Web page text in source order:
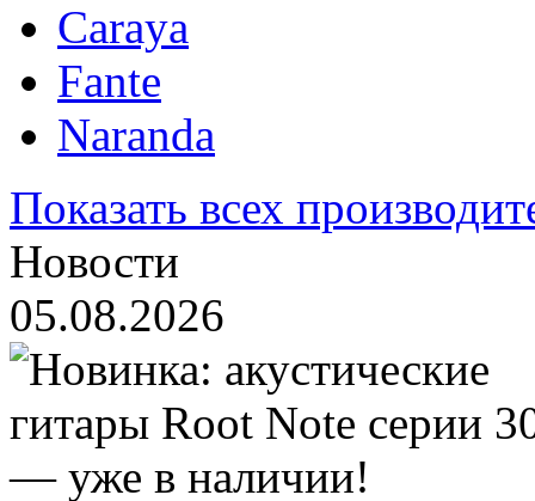
Caraya
Fante
Naranda
Показать всех
Новости
05.08.2026